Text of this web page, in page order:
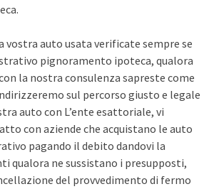
vostra auto usata verificate sempre se
pignoramento ipoteca, qualora
la nostra consulenza sapreste come
sul percorso giusto e legale
auto con L’ente esattoriale, vi
con aziende che acquistano le auto
pagando il debito dandovi la
qualora ne sussistano i presupposti,
del provvedimento di fermo